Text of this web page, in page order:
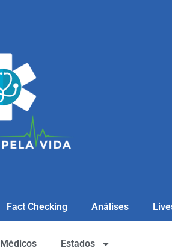
Fact Checking Análises
Estados